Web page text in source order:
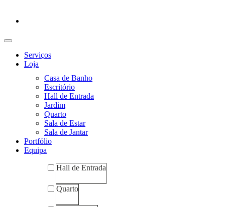
Serviços
Loja
Casa de Banho
Escritório
Hall de Entrada
Jardim
Quarto
Sala de Estar
Sala de Jantar
Portfólio
Equipa
Hall de Entrada
Quarto